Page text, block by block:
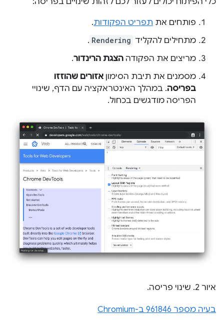
פותחים את תפריט הפקודות.
מתחילים להקליד Rendering
.
מריצים את הפקודה הצגת הרינדור.
מסמנים את תיבת הסימון אזורים שהוזזו
בפריסה. במהלך האינטראקציה עם הדף, שינויי
הפריסה מודגשים בכחול.
איור 2. שינוי פריסה.
בעיה מספר 961846 ב-Chromium